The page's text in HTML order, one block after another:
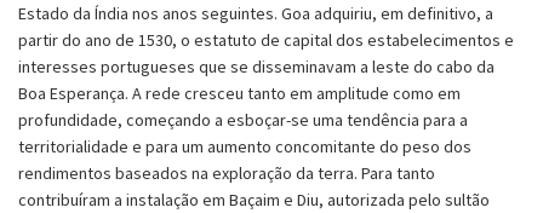
Estado da Índia nos anos seguintes. Goa adquiriu, em definitivo, a
partir do ano de 1530, o estatuto de capital dos estabelecimentos e
interesses portugueses que se disseminavam a leste do cabo da
Boa Esperança. A rede cresceu tanto em amplitude como em
profundidade, começando a esboçar-se uma tendência para a
territorialidade e para um aumento concomitante do peso dos
rendimentos baseados na exploração da terra. Para tanto
contribuíram a instalação em Baçaim e Diu, autorizada pelo sultão